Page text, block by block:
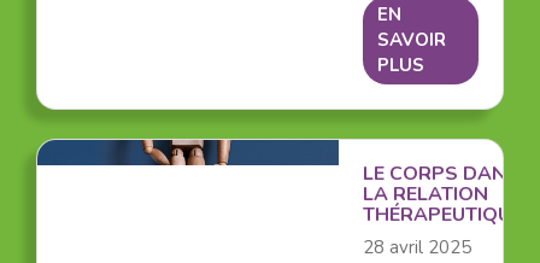
EN
SAVOIR
PLUS
LE CORPS DANS
LA RELATION
THÉRAPEUTIQUE
28 avril 2025